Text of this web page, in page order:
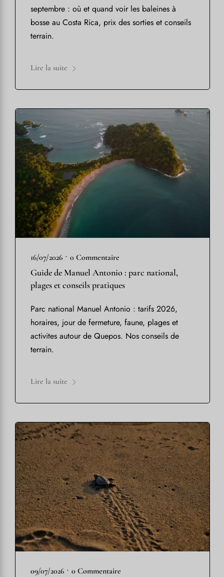
septembre : où et quand voir les baleines à
bosse au Costa Rica, prix des sorties et conseils
terrain.
Lire la suite
16/07/2026 • 0 Commentaire
Guide de Manuel Antonio : parc national,
plages et conseils pratiques
Parc national Manuel Antonio : tarifs 2026,
horaires, jour de fermeture, faune, plages et
activites autour de Quepos. Nos conseils de
terrain.
Lire la suite
09/07/2026 • 0 Commentaire